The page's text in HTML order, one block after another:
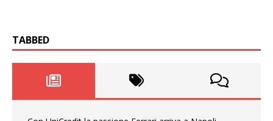
TABBED